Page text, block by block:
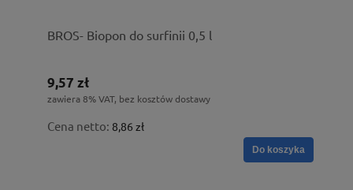
BROS- Biopon do surfinii 0,5 l
9,57 zł
zawiera 8% VAT, bez kosztów dostawy
Cena netto: 8,86 zł
Do koszyka